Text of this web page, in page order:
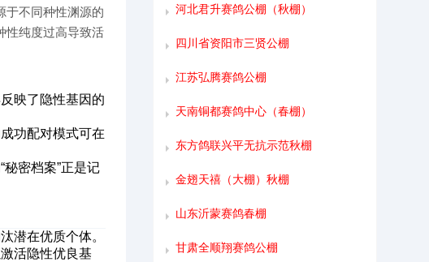
于不同种性渊源的
性纯度过高导致活
映了隐性基因的
功配对模式可在
秘密档案”正是记
潜在优质个体。
活隐性优良基
河北君升赛鸽公棚（秋棚）
四川省资阳市三贤公棚
江苏弘腾赛鸽公棚
天南铜都赛鸽中心（春棚）
东方鸽联兴平无抗示范秋棚
金翅天禧（大棚）秋棚
山东沂蒙赛鸽春棚
甘肃全顺翔赛鸽公棚